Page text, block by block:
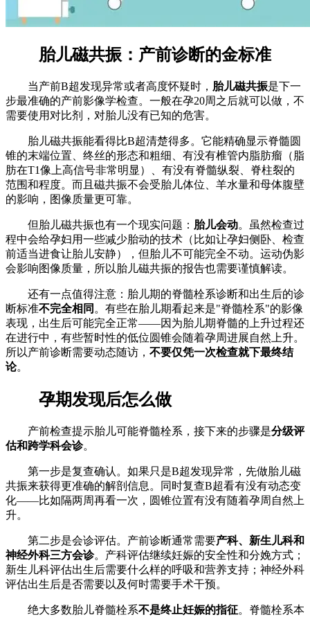
胎儿磁共振：产前诊断的金标准
当产前B超发现异常或者高度怀疑时， 胎儿磁共振是下一
步最准确的产前影像学检查。一般在孕20周之后就可以做，不
需要使用对比剂，对胎儿没有已知的危害。
胎儿磁共振能看得比B超清楚得多。它能精确显示脊髓圆
锥的末端位置、终丝的形态和粗细、有没有椎管内脂肪瘤（脂
肪在T1像上高信号非常明显）、有没有脊髓纵裂、脊柱裂的
范围和程度。而且磁共振不会受胎儿体位、羊水量和母体腹壁
的影响，图像质量更可靠。
但胎儿磁共振也有一个现实问题： 胎儿会动。虽然检查过
程中会给孕妇用一些减少胎动的技术（比如让孕妇侧卧、检查
前适当进食让胎儿安静），但胎儿不可能完全不动。运动伪影
会影响图像质量，所以胎儿磁共振的报告也需要谨慎解读。
还有一点值得注意：胎儿期的脊髓栓系诊断和出生后的诊
断标准不完全相同 。有些在胎儿期看起来是"脊髓栓系"的影像
表现，出生后可能完全正常——因为胎儿期脊髓的上升过程还
在进行中，有些暂时性的低位圆锥会随着孕周进展自然上升。
所以产前诊断需要动态随访， 不要仅凭一次检查就下最终结
论。
孕期发现后怎么做
产前检查提示胎儿可能脊髓栓系，接下来的步骤是分级评
估和跨学科会诊。
第一步是复查确认。如果只是B超发现异常，先做胎儿磁
共振来获得更准确的解剖信息。同时复查B超看有没有动态变
化——比如隔两周再看一次，圆锥位置有没有随着孕周自然上
升。
第二步是会诊评估。产前诊断通常需要产科、新生儿科和
神经外科三方会诊。产科评估继续妊娠的安全性和分娩方式；
新生儿科评估出生后需要什么样的呼吸和营养支持；神经外科
评估出生后是否需要以及何时需要手术干预。
绝大多数胎儿脊髓栓系不是终止妊娠的指征。脊髓栓系本